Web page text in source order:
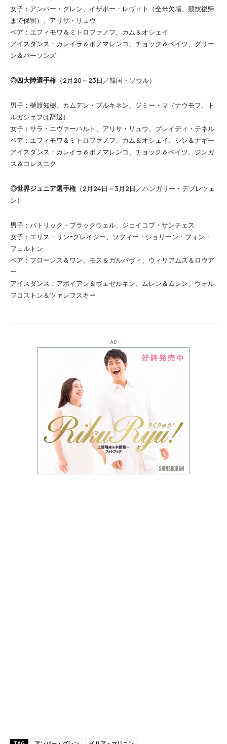
女子：アンバー・グレン、イザボー・レヴィト（全米欠場。競技復帰
まで保留）、アリサ・リュウ
ペア：エフィモワ＆ミトロファノフ、カム＆オシェイ
アイスダンス：カレイラ＆ポノマレンコ、チョック＆ベイツ、グリー
ン＆パーソンズ
◎四大陸選手権（2月20～23日／韓国・ソウル）
男子：樋渡知樹、カムデン・プルキネン、ジミー・マ（ナウモフ、ト
ルガシェフは辞退）
女子：サラ・エヴァーハルト、アリサ・リュウ、ブレイディ・テネル
ペア：エフィモワ＆ミトロファノフ、カム＆オシェイ、シン＆ナギー
アイスダンス：カレイラ＆ポノマレンコ、チョック＆ベイツ、ジンガ
ス＆コレスニク
◎世界ジュニア選手権（2月24日～3月2日／ハンガリー・デブレツェ
ン）
男子：パトリック・ブラックウェル、ジェイコブ・サンチェス
女子：エリス・リン=グレイシー、ソフィー・ジョリーン・フォン・
フェルトン
ペア：フローレス＆ワン、モス＆ガルバヴィ、ウィリアムズ＆ロウア
ー
アイスダンス：アボイアン＆ヴェセルキン、ムレン＆ムレン、ウォル
フコストン＆ツァレフスキー
- AD -